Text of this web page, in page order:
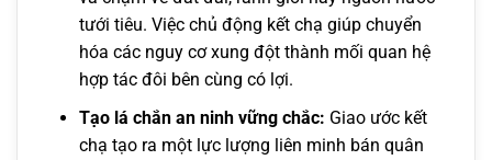
tưới tiêu. Việc chủ động kết chạ giúp chuyển
hóa các nguy cơ xung đột thành mối quan hệ
hợp tác đôi bên cùng có lợi.
Tạo lá chắn an ninh vững chắc: Giao ước kết
chạ tạo ra một lực lượng liên minh bán quân